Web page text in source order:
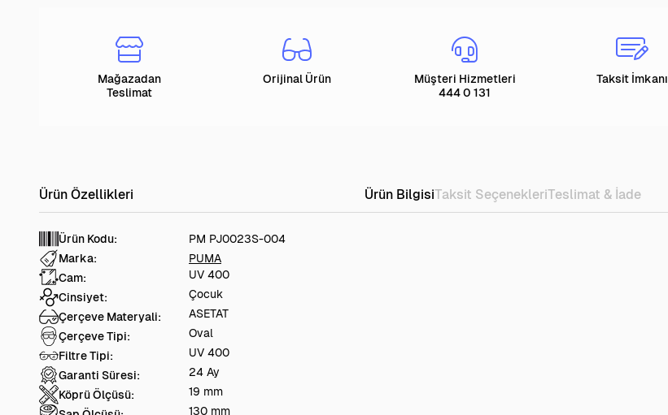
Mağazadan
Teslimat
Orijinal Ürün
Müşteri Hizmetleri
444 0 131
Taksit İmkanı
Ürün Kodu:
PM PJ0023S-004
Marka:
PUMA
Cam:
UV 400
Cinsiyet:
Çocuk
Çerçeve Materyali:
ASETAT
Çerçeve Tipi:
Oval
Filtre Tipi:
UV 400
Garanti Süresi:
24 Ay
Köprü Ölçüsü:
19 mm
130 mm
Ürün BilgisiTaksit SeçenekleriTeslimat & İade